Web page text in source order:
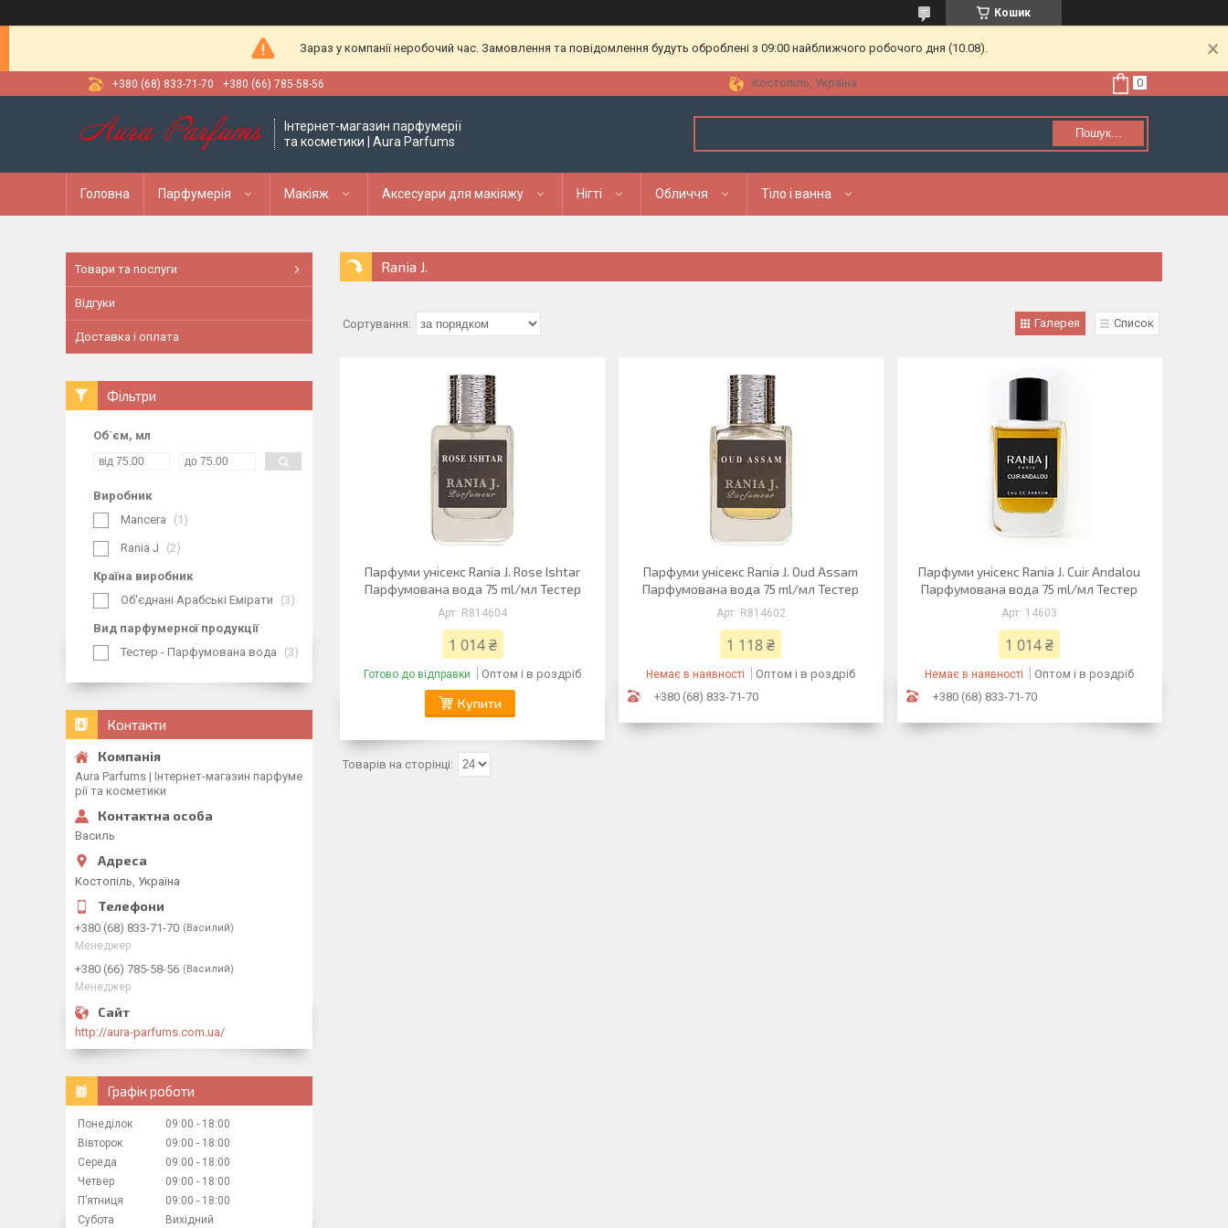
Кошик
Зараз у компанії неробочий час. Замовлення та повідомлення будуть оброблені з 09:00 найближчого робочого дня (10.08).
+380 (68) 833-71-70 +380 (66) 785-58-56 Костопіль, Україна
Інтернет-магазин парфумерії
та косметики | Aura Parfums
Пошук...
Головна Парфумерія Макіяж Аксесуари для макіяжу Нігті Обличчя Тіло і ванна
Rania J.
Галерея Список
Парфуми унісекс Rania J. Rose Ishtar
Парфумована вода 75 ml/мл Тестер
R814604
1 014 ₴
Готово до відправки Оптом і в роздріб
Купити
Парфуми унісекс Rania J. Oud Assam
Парфумована вода 75 ml/мл Тестер
R814602
1 118 ₴
Немає в наявності
Оптом і в роздріб
+380 (68) 833-71-70
Парфуми унісекс Rania J. Cuir Andalou
Парфумована вода 75 ml/мл Тестер
14603
1 014 ₴
Немає в наявності
Оптом і в роздріб
+380 (68) 833-71-70
Товари та послуги
Відгуки
Доставка і оплата
Фільтри
Об`єм, мл
Виробник
Mancera
1
Rania J 2
Країна виробник
Об'єднані Арабські Емірати
3
Вид парфумерної продукції
Тестер - Парфумована вода
3
Контакти
Aura Parfums | Інтернет-магазин парфуме
рії та косметики
Василь
Костопіль, Україна
+380 (68) 833-71-70 Василий
Менеджер
+380 (66) 785-58-56 Василий
Менеджер
http://aura-parfums.com.ua/
Графік роботи
Понеділок 09:00
18:00
Вівторок
09:00
18:00
Середа
09:00
18:00
Четвер
09:00
18:00
Пʼятниця
09:00
18:00
Субота
Вихідний